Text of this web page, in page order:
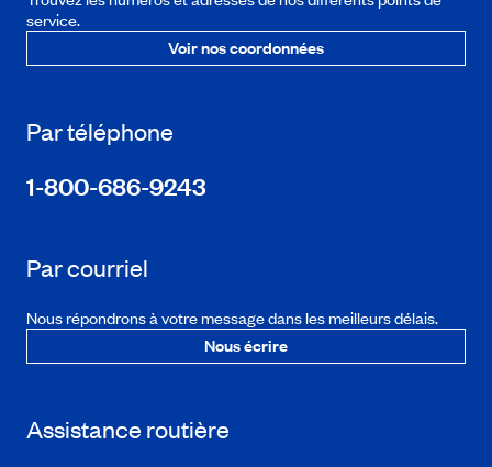
service.
Voir nos coordonnées
Par téléphone
1-800-686-9243
Par courriel
Nous répondrons à votre message dans les meilleurs délais.
Nous écrire
Assistance routière